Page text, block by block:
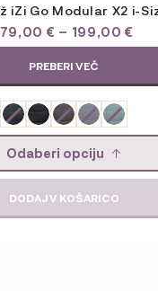
iZi Go Modular X2 i-
€ – 199,00€
DO
PREBERI VEČ
Odaberi opciju
DODAJ V KOŠARICO